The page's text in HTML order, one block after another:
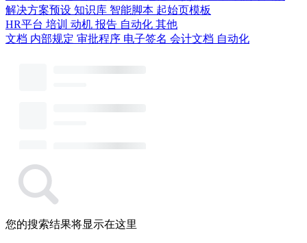
解决方案预设 知识库 智能脚本 起始页模板
HR平台 培训 动机 报告 自动化 其他
文档 内部规定 审批程序 电子签名 会计文档 自动化
您的搜索结果将显示在这里